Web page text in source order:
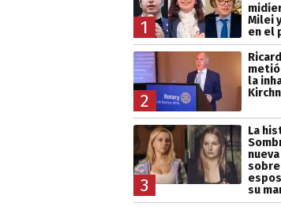
1
Milei
en el
2
la
3
La
sobre
su